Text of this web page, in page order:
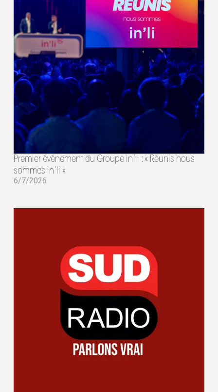
Premier événement du Groupe in’li : « Réunis nous
sommes in’li »
6/7/2026